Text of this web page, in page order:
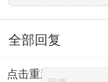
全部回复
点击重新加载